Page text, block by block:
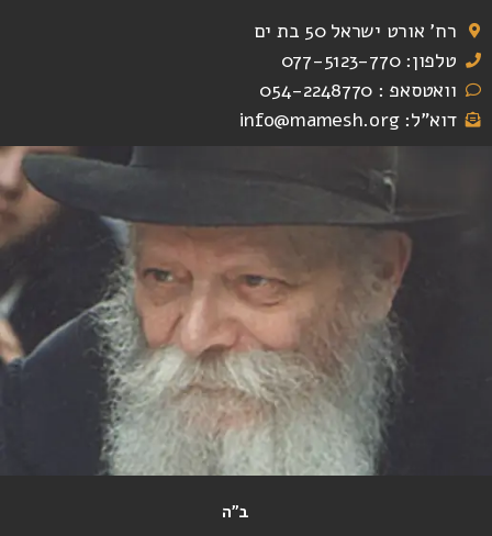
רח' אורט ישראל 50 בת ים
טלפון: 077-5123-770
וואטסאפ : 054-2248770
דוא"ל: info@mamesh.org
ב"ה